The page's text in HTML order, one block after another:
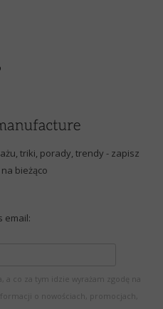
triki, porady, trendy - zapisz
bieżąco
email:
a co za tym idzie wyrażam zgodę na
o nowościach, promocjach,